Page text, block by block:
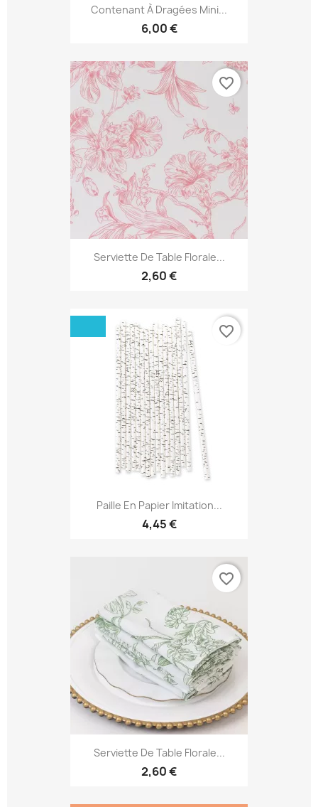
Contenant À Dragées Mini...
6,00 €
Serviette De Table Florale...
2,60 €
favorite_border
Paille En Papier Imitation...
4,45 €
favorite_border
Serviette De Table Florale...
2,60 €
favorite_border